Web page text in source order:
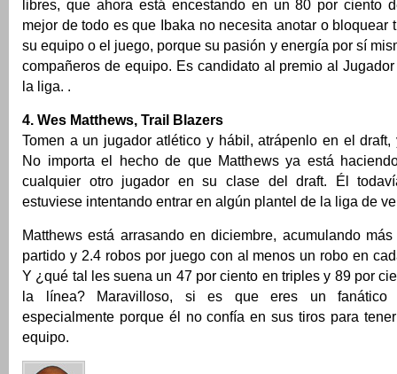
libres, que ahora está encestando en un 80 por ciento
mejor de todo es que Ibaka no necesita anotar o bloquear
su equipo o el juego, porque su pasión y energía por sí
compañeros de equipo. Es candidato al premio al
la liga. .
4. Wes Matthews, Trail Blazers
Tomen a un jugador atlético y hábil, atrápenlo en el
No importa el hecho de que Matthews ya está
cualquier otro jugador en su clase del draft. Él
estuviese intentando entrar en algún plantel de la liga de
Matthews está arrasando en diciembre, acumulando
partido y 2.4 robos por juego con al menos un robo en
Y ¿qué tal les suena un 47 por ciento en triples y 89 por
la línea? Maravilloso, si es que eres un fanático
especialmente porque él no confía en sus tiros para
equipo.